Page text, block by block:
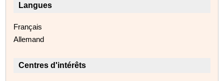
Langues
Français
Allemand
Centres d'intérêts